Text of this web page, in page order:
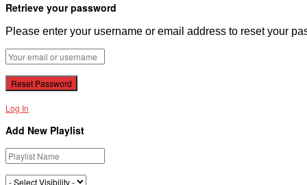
Retrieve your password
Please enter your username or email address to reset your
Log In
Add New Playlist